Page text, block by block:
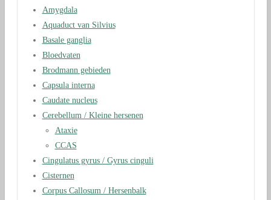
Amygdala
Aquaduct van Silvius
Basale ganglia
Bloedvaten
Brodmann gebieden
Capsula interna
Caudate nucleus
Cerebellum / Kleine hersenen
Ataxie
CCAS
Cingulatus gyrus / Gyrus cinguli
Cisternen
Corpus Callosum / Hersenbalk